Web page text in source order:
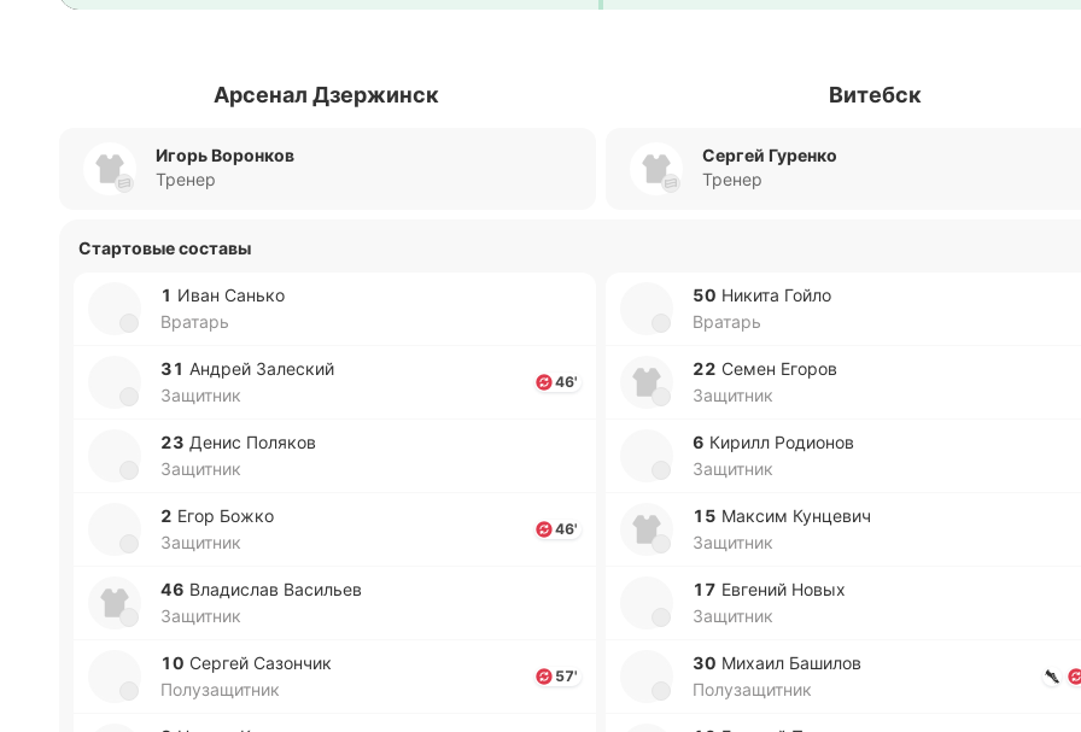
Арсенал Дзержинск Витебск
Игорь Воронков
Тренер
Сергей Гуренко
Тренер
Стартовые составы
1 Иван Санько
Вратарь
31 Андрей За­ле­ский
Защитник
46'
23 Денис По­ля­ков
Защитник
2 Егор Божко
Защитник
46'
46 Вла­ди­слав Ва­си­льев
Защитник
10 Сергей Са­зо­нчик
Полузащитник
57'
50 Никита Гойло
Вратарь
22 Семен Егоров
Защитник
6 Кирилл Ро­дио­нов
Защитник
15 Максим Ку­нце­вич
Защитник
17 Евге­ний Новых
Защитник
30 Михаил Ба­ши­лов
Полузащитник